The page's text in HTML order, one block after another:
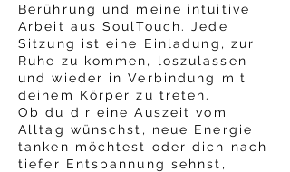
Berührung und meine intuitive
Arbeit aus SoulTouch. Jede
Sitzung ist eine Einladung, zur
Ruhe zu kommen, loszulassen
und wieder in Verbindung mit
deinem Körper zu treten.
Ob du dir eine Auszeit vom
Alltag wünschst, neue Energie
tanken möchtest oder dich nach
tiefer Entspannung sehnst,